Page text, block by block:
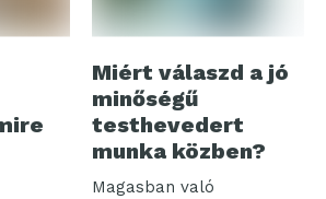
Miért válaszd a jó
minőségű
testhevedert
munka közben?
Magasban való